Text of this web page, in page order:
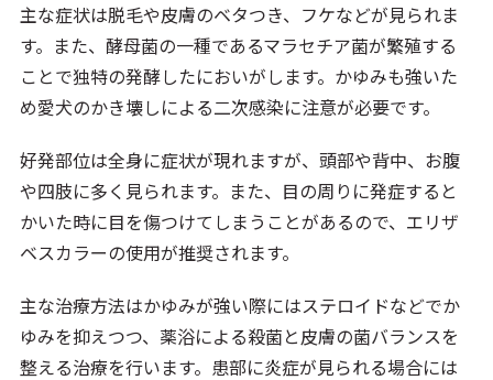
主な症状は脱毛や皮膚のベタつき、フケなどが見られま
す。また、酵母菌の一種であるマラセチア菌が繁殖する
ことで独特の発酵したにおいがします。かゆみも強いた
め愛犬のかき壊しによる二次感染に注意が必要です。
好発部位は全身に症状が現れますが、頭部や背中、お腹
や四肢に多く見られます。また、目の周りに発症すると
かいた時に目を傷つけてしまうことがあるので、エリザ
ベスカラーの使用が推奨されます。
主な治療方法はかゆみが強い際にはステロイドなどでか
ゆみを抑えつつ、薬浴による殺菌と皮膚の菌バランスを
整える治療を行います。患部に炎症が見られる場合には